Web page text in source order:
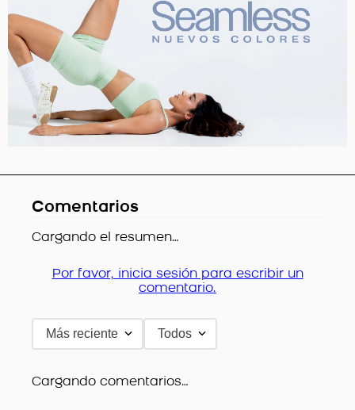
Comentarios
Cargando el resumen…
Por favor, inicia sesión para escribir un
comentario.
Más reciente Todos
Cargando comentarios…